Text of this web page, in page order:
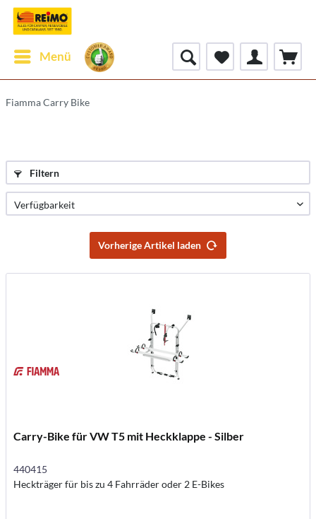
Menü
Fiamma Carry Bike
Filtern
Vorherige Artikel laden
Carry-Bike für VW T5 mit Heckklappe - Silber
440415
Heckträger für bis zu 4 Fahrräder oder 2 E-Bikes